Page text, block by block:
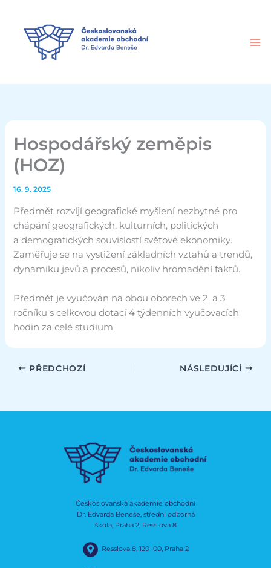
obsah
Hospodářský zeměpis
(HOZ)
16. 9. 2025
Předmět rozvíjí geografické myšlení nezbytné pro
chápání geografických, kulturních, politických
a demografických souvislostí světové ekonomiky.
Zaměřuje se na vystižení základních vztahů a trendů,
dynamiku jevů a procesů, nikoliv hromadění faktů.
Předmět je vyučován na obou oborech ve 2. a 3.
ročníku s celkovou dotací 4 týdenních vyučovacích
hodin za celé studium.
PŘEDCHOZÍ NÁSLEDUJÍCÍ
Českoslovanská akademie obchodní
Dr. Edvarda Beneše, střední odborná
škola, Praha 2, Resslova 8
Resslova 8, 120 00, Praha 2